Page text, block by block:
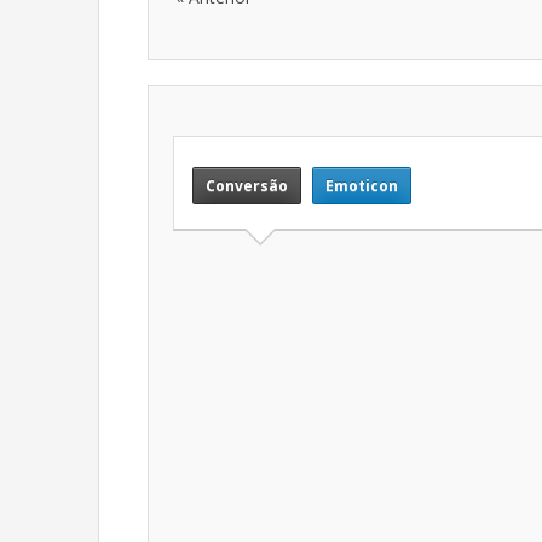
Conversão Emoticon